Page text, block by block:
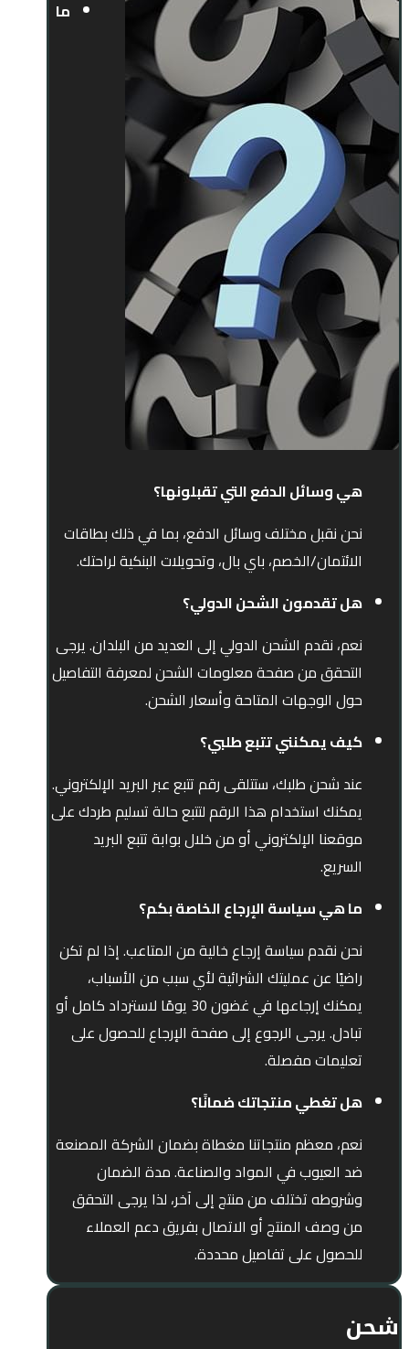
ما
هي وسائل الدفع التي تقبلونها؟
نحن نقبل مختلف وسائل الدفع، بما في ذلك بطاقات
الائتمان/الخصم، باي بال، وتحويلات البنكية لراحتك.
هل تقدمون الشحن الدولي؟
نعم، نقدم الشحن الدولي إلى العديد من البلدان. يرجى
التحقق من صفحة معلومات الشحن لمعرفة التفاصيل
حول الوجهات المتاحة وأسعار الشحن.
كيف يمكنني تتبع طلبي؟
عند شحن طلبك، ستتلقى رقم تتبع عبر البريد الإلكتروني.
يمكنك استخدام هذا الرقم لتتبع حالة تسليم طردك على
موقعنا الإلكتروني أو من خلال بوابة تتبع البريد
السريع.
ما هي سياسة الإرجاع الخاصة بكم؟
نحن نقدم سياسة إرجاع خالية من المتاعب. إذا لم تكن
راضيًا عن عمليتك الشرائية لأي سبب من الأسباب،
يمكنك إرجاعها في غضون 30 يومًا لاسترداد كامل أو
تبادل. يرجى الرجوع إلى صفحة الإرجاع للحصول على
تعليمات مفصلة.
هل تغطي منتجاتك ضمانًا؟
نعم، معظم منتجاتنا مغطاة بضمان الشركة المصنعة
ضد العيوب في المواد والصناعة. مدة الضمان
وشروطه تختلف من منتج إلى آخر، لذا يرجى التحقق
من وصف المنتج أو الاتصال بفريق دعم العملاء
للحصول على تفاصيل محددة.
شحن